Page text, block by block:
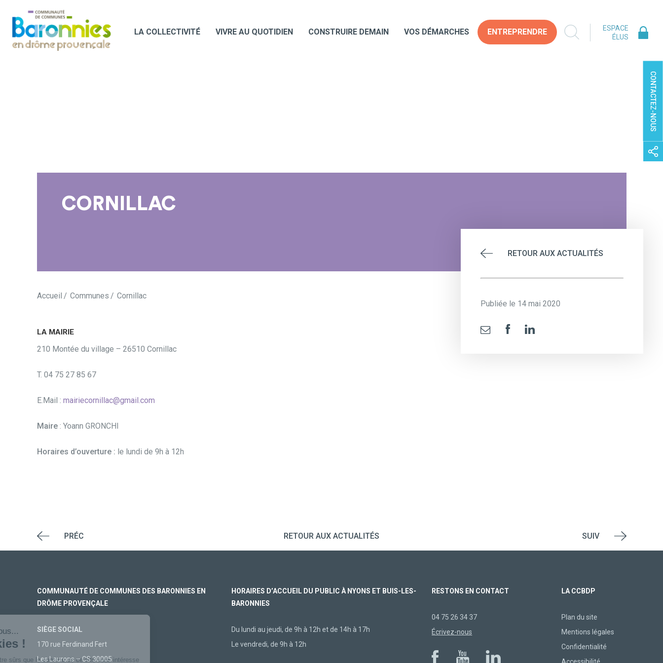
LA COLLECTIVITÉ VIVRE AU QUOTIDIEN CONSTRUIRE DEMAIN VOS DÉMARCHES ENTREPRENDRE
ESPACE
ÉLUS
CONTACTEZ-NOUS
CORNILLAC
Accueil Communes Cornillac
RETOUR AUX ACTUALITÉS
Publiée le 14 mai 2020
LA MAIRIE
210 Montée du village – 26510 Cornillac
T. 04 75 27 85 67
E.Mail : mairiecornillac@gmail.com
Maire: Yoann GRONCHI
Horaires d’ouverture : le lundi de 9h à 12h
PRÉC RETOUR AUX ACTUALITÉS SUIV
COMMUNAUTÉ DE COMMUNES DES BARONNIES EN
DRÔME PROVENÇALE
SIÈGE SOCIAL
170 rue Ferdinand Fert
Les Laurons – CS 30005
HORAIRES D’ACCUEIL DU PUBLIC À NYONS ET BUIS-LES-
BARONNIES
Du lundi au jeudi, de 9h à 12h et de 14h à 17h
Le vendredi, de 9h à 12h
RESTONS EN CONTACT
04 75 26 34 37
Écrivez-nous
LA CCBDP
Plan du site
Mentions légales
Confidentialité